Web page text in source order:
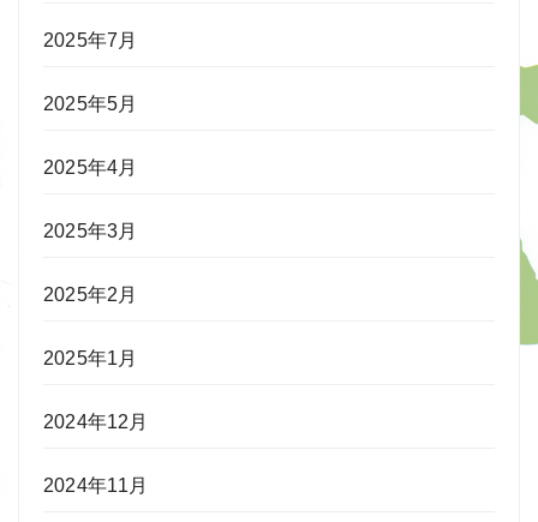
2025年7月
2025年5月
2025年4月
2025年3月
2025年2月
2025年1月
2024年12月
2024年11月